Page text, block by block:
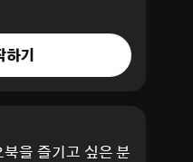
기
을 즐기고 싶은 분